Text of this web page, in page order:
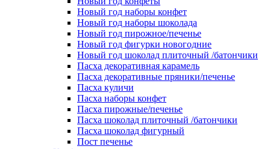
Новый год наборы конфет
Новый год наборы шоколада
Новый год пирожное/печенье
Новый год фигурки новогодние
Новый год шоколад плиточный /батончики
Пасха декоративная карамель
Пасха декоративные пряники/печенье
Пасха куличи
Пасха наборы конфет
Пасха пирожные/печенье
Пасха шоколад плиточный /батончики
Пасха шоколад фигурный
Пост печенье